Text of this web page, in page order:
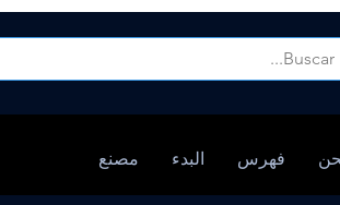
مصنع البدء فهرس